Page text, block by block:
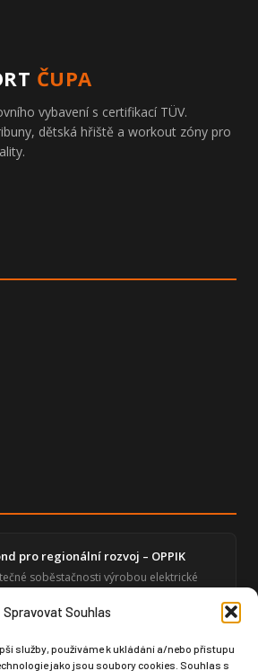
Spravovat Souhlas
služby, používáme k ukládání a/nebo přístupu
jako jsou soubory cookies. Souhlas s
ČUPA
vybavení s certifikací TÜV.
dětská hřiště a workout zóny pro
pro regionální rozvoj – OPPIK
soběstačnosti výrobou elektrické